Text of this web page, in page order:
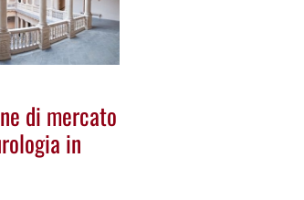
di mercato
in